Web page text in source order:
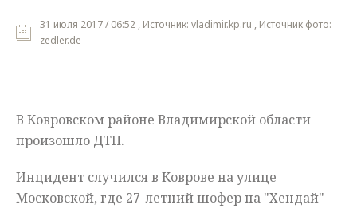
Общество
Происшествия
31 июля 2017 / 06:52 , Источник: vladimir.kp.ru , Источник фото:
zedler.de
В Ковровском районе Владимирской области
произошло ДТП.
Инцидент случился в Коврове на улице
Московской, где 27-летний шофер на "Хендай"